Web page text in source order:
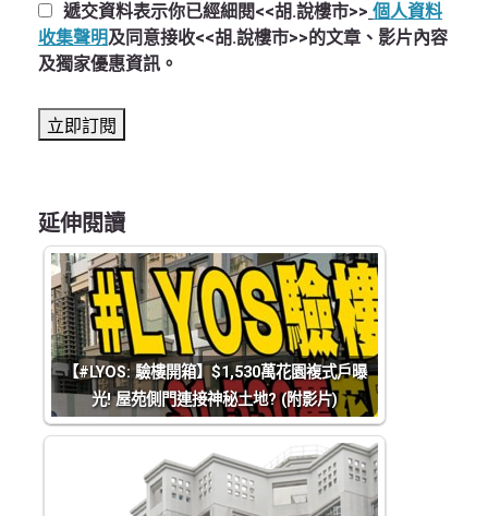
遞交資料表示你已經細閱<<胡.說樓市>> 個人資料
收集聲明及同意接收<<胡.說樓市>>的文章、影片內容
及獨家優惠資訊。
延伸閱讀
【#LYOS: 驗樓開箱】$1,530萬花園複式戶曝
光! 屋苑側門連接神秘土地? (附影片)